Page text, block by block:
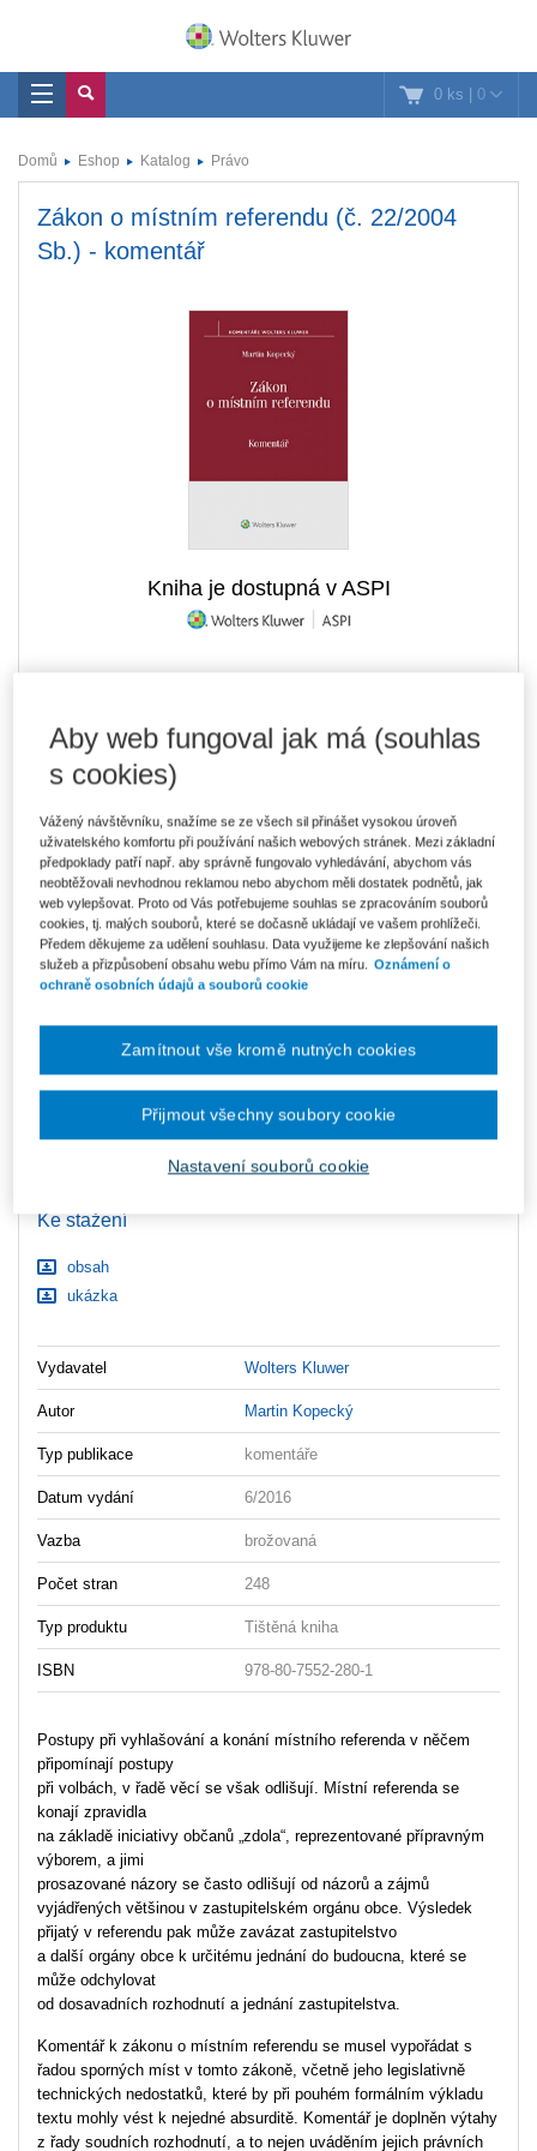
0 ks | 0
Domů Eshop Katalog Právo
Zákon o místním referendu (č. 22/2004
Sb.) - komentář
Kniha je dostupná v ASPI
DMOC 519 Kč
- expedice do 2 pracovních dnů
E-kniha Smarteca + soubory ke stažení
V prodeji - ihned k dispozici
Co je Smarteca?
Kde najdu soubory e-knih?
630 Kč
Ušetříte 331 Kč
Balíček - Tištěná kniha + E-kniha
Smarteca + soubory ke stažení
Skladem- expedice do 2 pracovních dnů
Upozorňujeme, že v období od 1.8. do 21.8. z technických
zaslány dodatečně e-mailem.
Ke stažení
obsah
ukázka
Vydavatel Wolters Kluwer
Autor Martin Kopecký
Typ publikace komentáře
Datum vydání 6/2016
Vazba brožovaná
Počet stran 248
Typ produktu Tištěná kniha
ISBN 978-80-7552-280-1
Postupy při vyhlašování a konání místního referenda v něčem
připomínají postupy
při volbách, v řadě věcí se však odlišují. Místní referenda se
konají zpravidla
na základě iniciativy občanů „zdola“, reprezentované přípravným
výborem, a jimi
prosazované názory se často odlišují od názorů a zájmů
vyjádřených většinou v zastupitelském orgánu obce. Výsledek
přijatý v referendu pak může zavázat zastupitelstvo
a další orgány obce k určitému jednání do budoucna, které se
může odchylovat
od dosavadních rozhodnutí a jednání zastupitelstva.
Komentář k zákonu o místním referendu se musel vypořádat s
řadou sporných míst v tomto zákoně, včetně jeho legislativně
technických nedostatků, které by při pouhém formálním výkladu
textu mohly vést k nejedné absurditě. Komentář je doplněn výtahy
z řady soudních rozhodnutí, a to nejen uváděním jejich právních
Aby web fungoval jak má (souhlas
s cookies)
Vážený návštěvníku, snažíme se ze všech sil přinášet vysokou úroveň
uživatelského komfortu při používání našich webových stránek. Mezi základní
předpoklady patří např. aby správně fungovalo vyhledávání, abychom vás
neobtěžovali nevhodnou reklamou nebo abychom měli dostatek podnětů, jak
web vylepšovat. Proto od Vás potřebujeme souhlas se zpracováním souborů
cookies, tj. malých souborů, které se dočasně ukládají ve vašem prohlížeči.
Předem děkujeme za udělení souhlasu. Data využijeme ke zlepšování našich
služeb a přizpůsobení obsahu webu přímo Vám na míru.
Oznámení o
ochraně osobních údajů a souborů cookie
Nastavení souborů cookie
Zamítnout vše kromě nutných cookies
Přijmout všechny soubory cookie